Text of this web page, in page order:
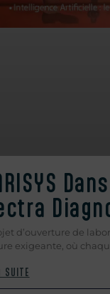
d’ouverture de
exigeante, où
SUITE